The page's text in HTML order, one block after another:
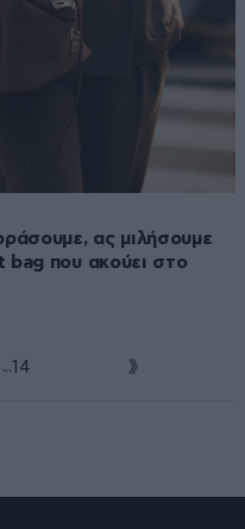
ας μιλήσουμε
bag που ακούει στο
...14